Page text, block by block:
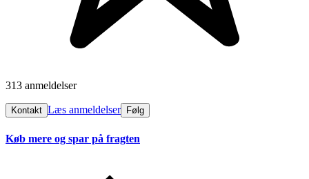
313 anmeldelser
Kontakt Læs anmeldelser Følg
Køb mere og spar på fragten